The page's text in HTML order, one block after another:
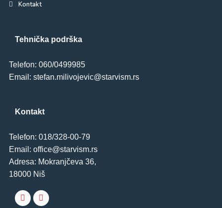
Kontakt
Tehnička podrška
Telefon: 060/0499985
Email: stefan.milivojevic@starvism.rs
Kontakt
Telefon: 018/328-00-79
Email: office@starvism.rs
Adresa: Mokranjčeva 36,
18000 Niš